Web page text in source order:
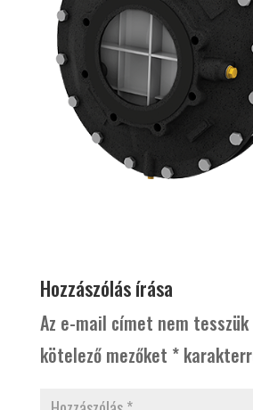
Hozzászólás írása
Az e-mail címet nem tesszük
kötelező mezőket *